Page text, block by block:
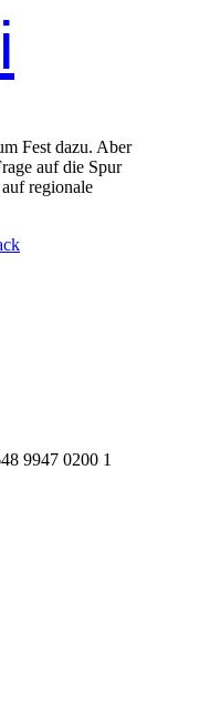
Fest dazu. Aber
auf die Spur
regionale
9947 0200 1